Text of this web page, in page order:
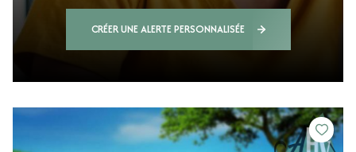
CRÉER UNE ALERTE PERSONNALISÉE